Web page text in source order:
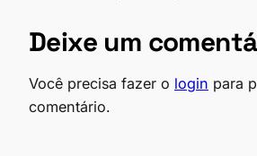
Deixe um
Você precisa fazer o login para
comentário.